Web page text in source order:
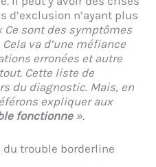
d’exclusion n’ayant plus
Ce sont des symptômes
va d’une méfiance
erronées et autre
Cette liste de
du diagnostic. Mais, en
expliquer aux
fonctionne».
du trouble borderline